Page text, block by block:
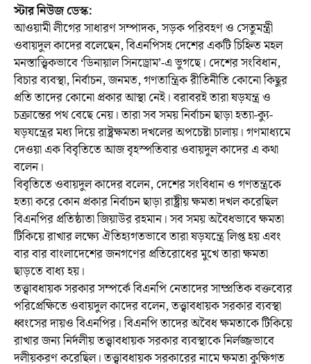
স্টার নিউজ ডেস্ক:
আওয়ামী লীগের সাধারণ সম্পাদক, সড়ক পরিবহণ ও সেতুমন্ত্রী
ওবায়দুল কাদের বলেছেন, বিএনপিসহ দেশের একটি চিহ্নিত মহল
মনস্তাত্ত্বিকভাবে ‘ডিনায়াল সিনড্রোম’-এ ভুগছে। দেশের সংবিধান,
বিচার ব্যবস্থা, নির্বাচন, জনমত, গণতান্ত্রিক রীতিনীতি কোনো কিছুর
প্রতি তাদের কোনো প্রকার আস্থা নেই। বরাবরই তারা ষড়যন্ত্র ও
চক্রান্তের পথ বেছে নেয়। তারা সব সময় নির্বাচন ছাড়া হত্যা-ক্যু-
ষড়যন্ত্রের মধ্য দিয়ে রাষ্ট্রক্ষমতা দখলের অপচেষ্টা চালায়। গণমাধ্যমে
দেওয়া এক বিবৃতিতে আজ বৃহস্পতিবার ওবায়দুল কাদের এ কথা
বলেন।
বিবৃতিতে ওবায়দুল কাদের বলেন, দেশের সংবিধান ও গণতন্ত্রকে
হত্যা করে কোন প্রকার নির্বাচন ছাড়া রাষ্ট্রীয় ক্ষমতা দখল করেছিল
বিএনপির প্রতিষ্ঠাতা জিয়াউর রহমান। সব সময় অবৈধভাবে ক্ষমতা
টিকিয়ে রাখার লক্ষ্যে ঐতিহ্যগতভাবে তারা ষড়যন্ত্রে লিপ্ত হয় এবং
বার বার বাংলাদেশের জনগণের প্রতিরোধের মুখে তারা ক্ষমতা
ছাড়তে বাধ্য হয়।
তত্ত্বাবধায়ক সরকার সম্পর্কে বিএনপি নেতাদের সাম্প্রতিক বক্তব্যের
পরিপ্রেক্ষিতে ওবায়দুল কাদের বলেন, তত্ত্বাবধায়ক সরকার ব্যবস্থা
ধ্বংসের দায়ও বিএনপির। বিএনপি তাদের অবৈধ ক্ষমতাকে টিকিয়ে
রাখার জন্য নির্দলীয় তত্ত্বাবধায়ক সরকার ব্যবস্থাকে নির্লজ্জভাবে
দলীয়করণ করেছিল। তত্ত্বাবধায়ক সরকারের নামে ক্ষমতা কুক্ষিগত